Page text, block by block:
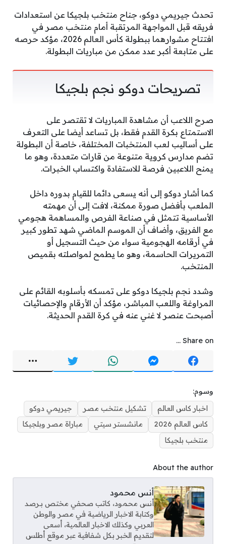
تحدث جيريمي دوكو، جناح منتخب بلجيكا عن استعدادات
فريقه قبل المواجهة المرتقبة أمام منتخب مصر في
افتتاح مشوارهما ببطولة كأس العالم 2026، مؤكد حرصه
على متابعة أكبر عدد ممكن من مباريات البطولة.
تصريحات دوكو نجم بلجيكا
صرح اللاعب أن مشاهدة المباريات لا تقتصر على
الاستمتاع بكرة القدم فقط، بل تساعد أيضا على التعرف
على أساليب لعب المنتخبات المختلفة، خاصة أن البطولة
تضم مدارس كروية متنوعة من قارات متعددة، وهو ما
يمنح اللاعبين فرصة للاستفادة واكتساب الخبرات.
كما أشار دوكو إلى أنه يسعى دائما للقيام بدوره داخل
الملعب بأفضل صورة ممكنة، لافت إلى أن مهمته
الأساسية تتمثل في صناعة الفرص والمساهمة هجومي
مع الفريق، وأضاف أن الموسم الماضي شهد تطور كبير
في أرقامه الهجومية سواء من حيث التسجيل أو
التمريرات الحاسمة، وهو ما يطمح لمواصلته بقميص
المنتخب.
وشدد نجم بلجيكا دوكو على تمسكه بأسلوبه القائم على
المراوغة واللعب المباشر، مؤكد أن الأرقام والإحصائيات
أصبحت عنصر لا غني عنه في كرة القدم الحديثة.
Share on ...
وسوم:
اخبار كاس العالم
تشكيل منتخب مصر
جيريمي دوكو
كاس العالم 2026
مانشستر سيتي
مباراة مصر وبلجيكا
منتخب بلجيكا
About the author
أنس محمود
أنس محمود، كاتب صحفي مختص بـرصد
وكتابة الاخبار الرياضية في مصر والوطن
العربي وكذلك الاخبار العالمية، أسعى
لتقديم الخبر بكل شفافية عبر موقع أطلس